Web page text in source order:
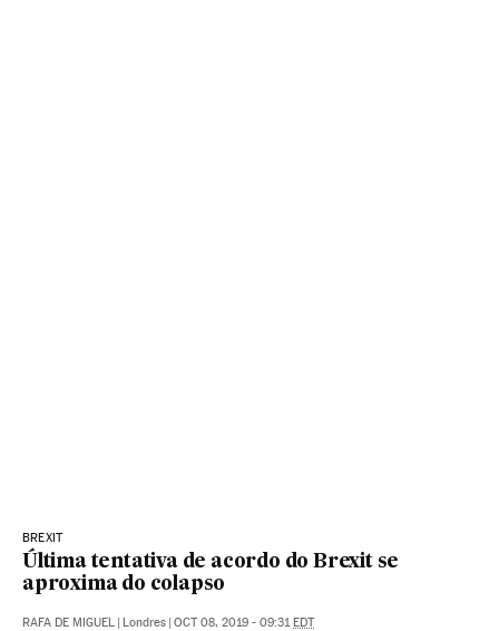
BREXIT
Última tentativa de acordo do Brexit se
aproxima do colapso
RAFA DE MIGUEL | Londres | OCT 08, 2019 - 09:31EDT